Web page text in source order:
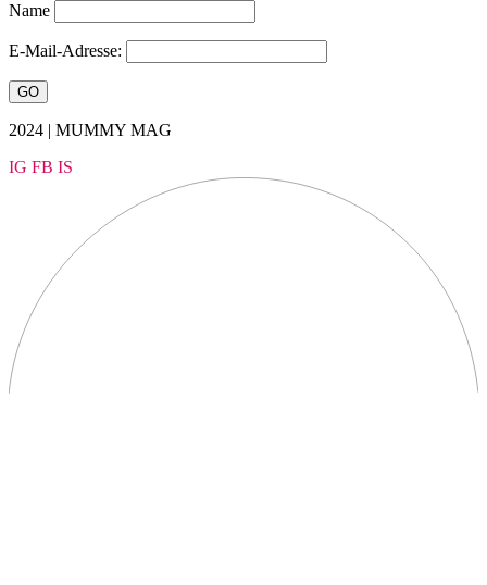
Name
E-Mail-Adresse:
2024 | MUMMY MAG
IG FB IS